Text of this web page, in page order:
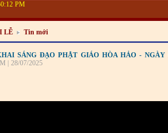
PM
LỄ Tin mới
SÁNG ĐẠO PHẬT GIÁO HÒA HẢO - NGÀY
| 28/07/2025